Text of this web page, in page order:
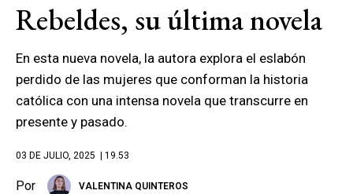
Rebeldes, su última novela
En esta nueva novela, la autora explora el eslabón
perdido de las mujeres que conforman la historia
católica con una intensa novela que transcurre en
presente y pasado.
03 DE JULIO, 2025 | 19.53
Por VALENTINA QUINTEROS